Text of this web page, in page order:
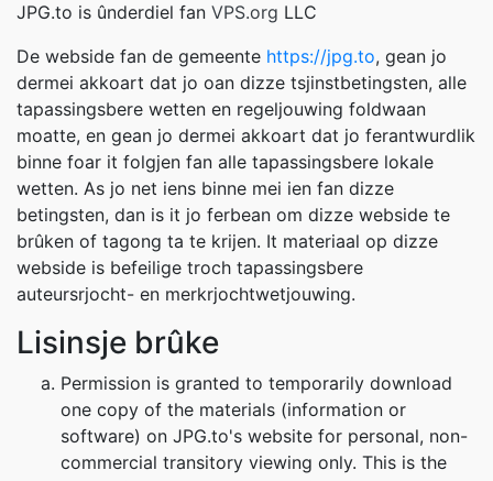
JPG.to is ûnderdiel fan VPS.org LLC
De webside fan de gemeente https://jpg.to, gean jo
dermei akkoart dat jo oan dizze tsjinstbetingsten, alle
tapassingsbere wetten en regeljouwing foldwaan
moatte, en gean jo dermei akkoart dat jo ferantwurdlik
binne foar it folgjen fan alle tapassingsbere lokale
wetten. As jo net iens binne mei ien fan dizze
betingsten, dan is it jo ferbean om dizze webside te
brûken of tagong ta te krijen. It materiaal op dizze
webside is befeilige troch tapassingsbere
auteursrjocht- en merkrjochtwetjouwing.
Lisinsje brûke
Permission is granted to temporarily download
one copy of the materials (information or
software) on JPG.to's website for personal, non-
commercial transitory viewing only. This is the